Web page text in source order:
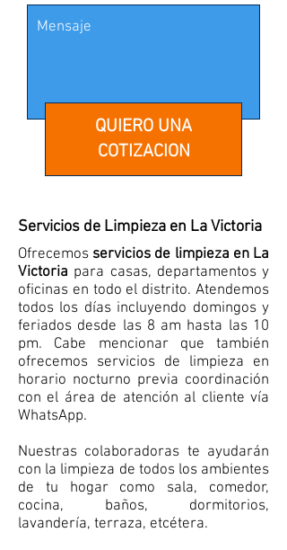
QUIERO UNA
COTIZACION
Servicios de Limpieza en La Victoria
Ofrecemos servicios de limpieza en La
Victoria para casas, departamentos y
oficinas en todo el distrito. Atendemos
todos los días incluyendo domingos y
feriados desde las 8 am hasta las 10
pm. Cabe mencionar que también
ofrecemos servicios de limpieza en
horario nocturno previa coordinación
con el área de atención al cliente vía
WhatsApp.
Nuestras colaboradoras te ayudarán
con la limpieza de todos los ambientes
de tu hogar como sala, comedor,
cocina, baños, dormitorios,
lavandería, terraza, etcétera.